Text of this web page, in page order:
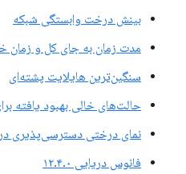
بینش درخت وابستگی شبکه
مدت زمان به جای کل و زمان
سنگین‌ترین هایلایت پشته‌ای
حالت‌های خالی بهبود یافته
نمای درختی دسترسی‌پذیری در Elements
فانوس دریایی ۱۲.۴.۰